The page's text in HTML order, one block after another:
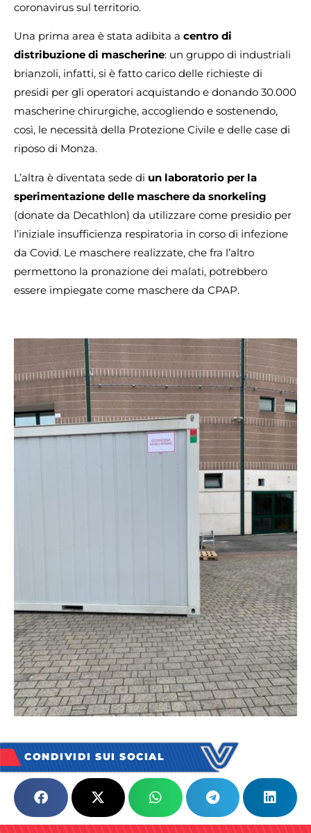
coronavirus sul territorio.
Una prima area è stata adibita a centro di
distribuzione di mascherine: un gruppo di industriali
brianzoli, infatti, si è fatto carico delle richieste di
presidi per gli operatori acquistando e donando 30.000
mascherine chirurgiche, accogliendo e sostenendo,
così, le necessità della Protezione Civile e delle case di
riposo di Monza.
L’altra è diventata sede di un laboratorio per la
sperimentazione delle maschere da snorkeling
(donate da Decathlon) da utilizzare come presidio per
l’iniziale insufficienza respiratoria in corso di infezione
da Covid. Le maschere realizzate, che fra l’altro
permettono la pronazione dei malati, potrebbero
essere impiegate come maschere da CPAP.
CONDIVIDI SUI SOCIAL